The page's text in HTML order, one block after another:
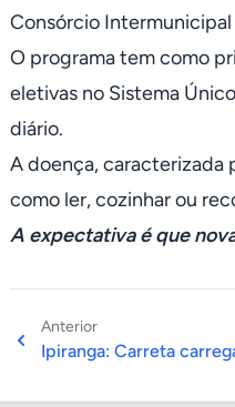
Consórcio Intermunicipal
O programa tem como
eletivas no Sistema
diário.
A doença, caracterizada
como ler, cozinhar ou
A expectativa é que
Anterior
Ipiranga: Carreta